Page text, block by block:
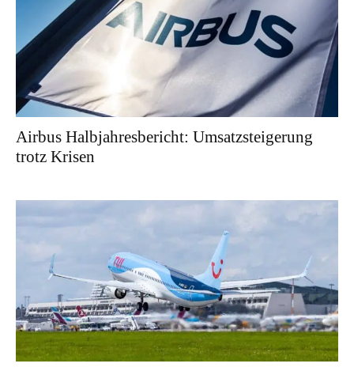
Airbus Halbjahresbericht: Umsatzsteigerung
trotz Krisen